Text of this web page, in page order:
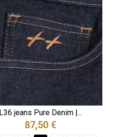
L36 jeans Pure Denim |...
87,50 €